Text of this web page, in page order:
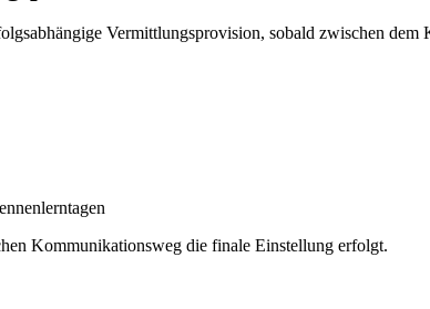
Vermittlungsprovision, sobald zwischen
Kommunikationsweg die finale Einstellung erfolgt.